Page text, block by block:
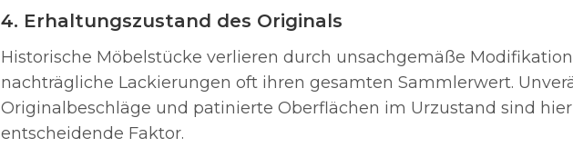
4. Erhaltungszustand des Originals
Historische Möbelstücke verlieren durch unsachgemäße
nachträgliche Lackierungen oft ihren gesamten Sammlerwert.
Originalbeschläge und patinierte Oberflächen im Urzustand sind
entscheidende Faktor.